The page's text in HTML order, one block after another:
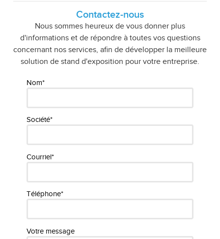
Contactez-nous
Nous sommes heureux de vous donner plus
d'informations et de répondre à toutes vos questions
concernant nos services, afin de développer la meilleure
solution de stand d'exposition pour votre entreprise.
Nom*
Société*
Courriel*
Téléphone*
Votre message